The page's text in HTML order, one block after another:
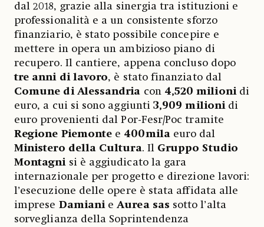
dal 2018, grazie alla sinergia tra istituzioni e
professionalità e a un consistente sforzo
finanziario, è stato possibile concepire e
mettere in opera un ambizioso piano di
recupero. Il cantiere, appena concluso dopo
tre anni di lavoro, è stato finanziato dal
Comune di Alessandria con 4,520 milioni di
euro, a cui si sono aggiunti3,909 milionidi
euro provenienti dal Por-Fesr/Poc tramite
Regione Piemonte e 400milaeuro dal
Ministero della Cultura. IlGruppo Studio
Montagnisi è aggiudicato la gara
internazionale per progetto e direzione lavori:
l’esecuzione delle opere è stata affidata alle
imprese DamianieAurea sas sotto l’alta
sorveglianza della Soprintendenza